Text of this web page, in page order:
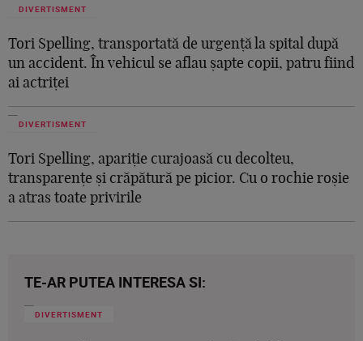
DIVERTISMENT
Tori Spelling, transportată de urgență la spital după
un accident. În vehicul se aflau șapte copii, patru fiind
ai actriței
DIVERTISMENT
Tori Spelling, apariție curajoasă cu decolteu,
transparențe și crăpătură pe picior. Cu o rochie roșie
a atras toate privirile
TE-AR PUTEA INTERESA SI:
DIVERTISMENT